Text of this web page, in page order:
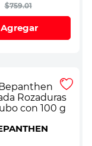
$759.01
Agregar